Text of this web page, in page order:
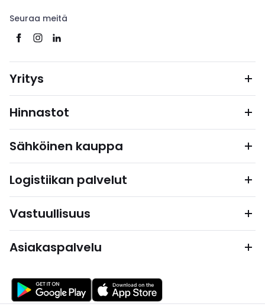
Seuraa meitä
Yritys
Hinnastot
Sähköinen kauppa
Logistiikan palvelut
Vastuullisuus
Asiakaspalvelu